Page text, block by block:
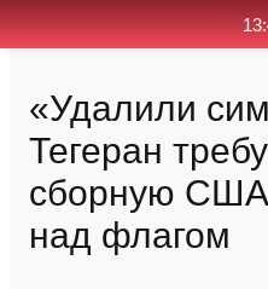
«Удалили
Тегеран
сборную США
над флагом